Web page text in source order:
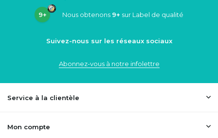
9+ Nous obtenons 9+ sur Label de qualité
Suivez-nous sur les réseaux sociaux
Abonnez-vous à notre infolettre
Service à la clientèle
Mon compte